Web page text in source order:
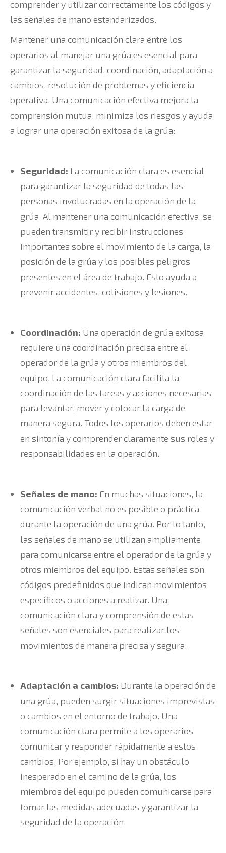
comprender y utilizar correctamente los códigos y
las señales de mano estandarizados.
Mantener una comunicación clara entre los
operarios al manejar una grúa es esencial para
garantizar la seguridad, coordinación, adaptación a
cambios, resolución de problemas y eficiencia
operativa. Una comunicación efectiva mejora la
comprensión mutua, minimiza los riesgos y ayuda
a lograr una operación exitosa de la grúa:
Seguridad: La comunicación clara es esencial
para garantizar la seguridad de todas las
personas involucradas en la operación de la
grúa. Al mantener una comunicación efectiva, se
pueden transmitir y recibir instrucciones
importantes sobre el movimiento de la carga, la
posición de la grúa y los posibles peligros
presentes en el área de trabajo. Esto ayuda a
prevenir accidentes, colisiones y lesiones.
Coordinación: Una operación de grúa exitosa
requiere una coordinación precisa entre el
operador de la grúa y otros miembros del
equipo. La comunicación clara facilita la
coordinación de las tareas y acciones necesarias
para levantar, mover y colocar la carga de
manera segura. Todos los operarios deben estar
en sintonía y comprender claramente sus roles y
responsabilidades en la operación.
Señales de mano: En muchas situaciones, la
comunicación verbal no es posible o práctica
durante la operación de una grúa. Por lo tanto,
las señales de mano se utilizan ampliamente
para comunicarse entre el operador de la grúa y
otros miembros del equipo. Estas señales son
códigos predefinidos que indican movimientos
específicos o acciones a realizar. Una
comunicación clara y comprensión de estas
señales son esenciales para realizar los
movimientos de manera precisa y segura.
Adaptación a cambios: Durante la operación de
una grúa, pueden surgir situaciones imprevistas
o cambios en el entorno de trabajo. Una
comunicación clara permite a los operarios
comunicar y responder rápidamente a estos
cambios. Por ejemplo, si hay un obstáculo
inesperado en el camino de la grúa, los
miembros del equipo pueden comunicarse para
tomar las medidas adecuadas y garantizar la
seguridad de la operación.